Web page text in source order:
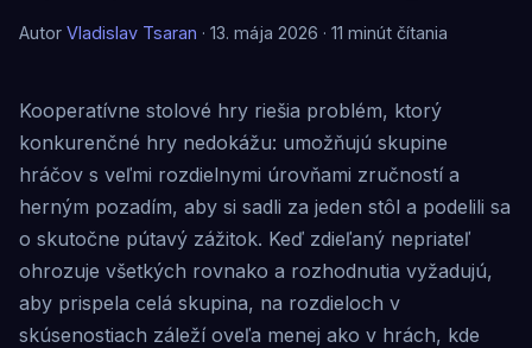
Autor Vladislav Tsaran · 13. mája 2026 · 11 minút čítania
Kooperatívne stolové hry riešia problém, ktorý
konkurenčné hry nedokážu: umožňujú skupine
hráčov s veľmi rozdielnymi úrovňami zručností a
herným pozadím, aby si sadli za jeden stôl a podelili sa
o skutočne pútavý zážitok. Keď zdieľaný nepriateľ
ohrozuje všetkých rovnako a rozhodnutia vyžadujú,
aby prispela celá skupina, na rozdieloch v
skúsenostiach záleží oveľa menej ako v hrách, kde